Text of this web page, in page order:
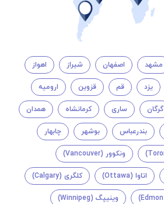
مشهد اصفهان شیراز اهواز
یزد قم قزوین ارومیه
گرگان ساری کرمانشاه همدان
بندرعباس بوشهر چابهار
ونکوور (Vancouver)
اتاوا (Ottawa) کلگری (Calgary)
وینیپگ (Winnipeg)